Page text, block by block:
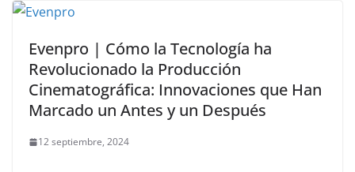
Evenpro | Cómo la Tecnología ha
Revolucionado la Producción
Cinematográfica: Innovaciones que Han
Marcado un Antes y un Después
12 septiembre, 2024